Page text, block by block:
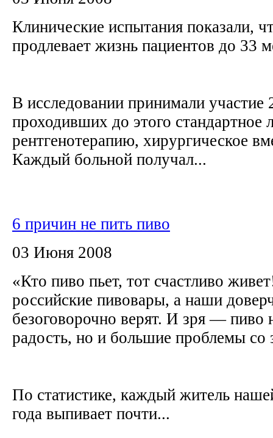
Клинические испытания показали,
продлевает жизнь пациентов до 33
В исследовании принимали участие
проходивших до этого стандартное
рентгенотерапию, хирургическое
Каждый больной получал...
6 причин не пить пиво
03 Июня 2008
«Кто пиво пьет, тот счастливо
российские пивовары, а наши
безоговорочно верят. И зря — пиво
радость, но и большие проблемы со
По статистике, каждый житель
года выпивает почти...